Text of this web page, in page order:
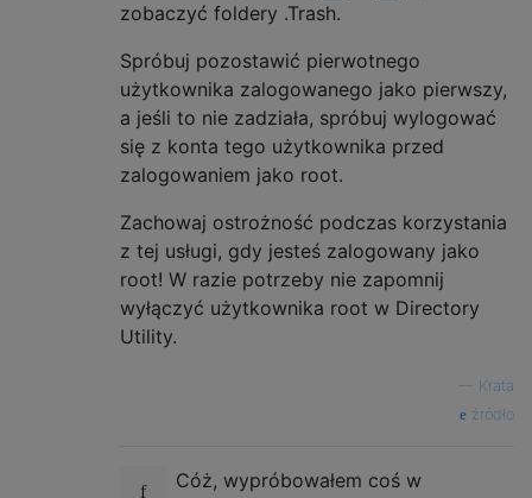
zobaczyć foldery .Trash.
Spróbuj pozostawić pierwotnego
użytkownika zalogowanego jako pierwszy,
a jeśli to nie zadziała, spróbuj wylogować
się z konta tego użytkownika przed
zalogowaniem jako root.
Zachowaj ostrożność podczas korzystania
z tej usługi, gdy jesteś zalogowany jako
root! W razie potrzeby nie zapomnij
wyłączyć użytkownika root w Directory
Utility.
Krata
źródło
Cóż, wypróbowałem coś w